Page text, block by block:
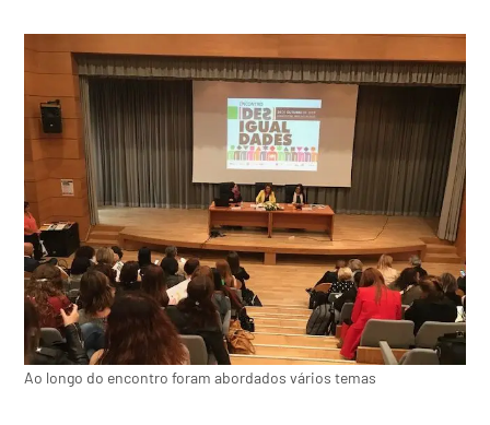
Ao longo do encontro foram abordados vários temas